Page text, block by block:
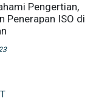
Pengertian,
Penerapan ISO di